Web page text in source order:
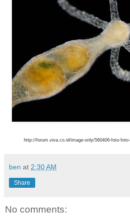
http://forum.viva.co.id/image-only/560406-foto-
ben at 2:30 AM
Share
No comments: